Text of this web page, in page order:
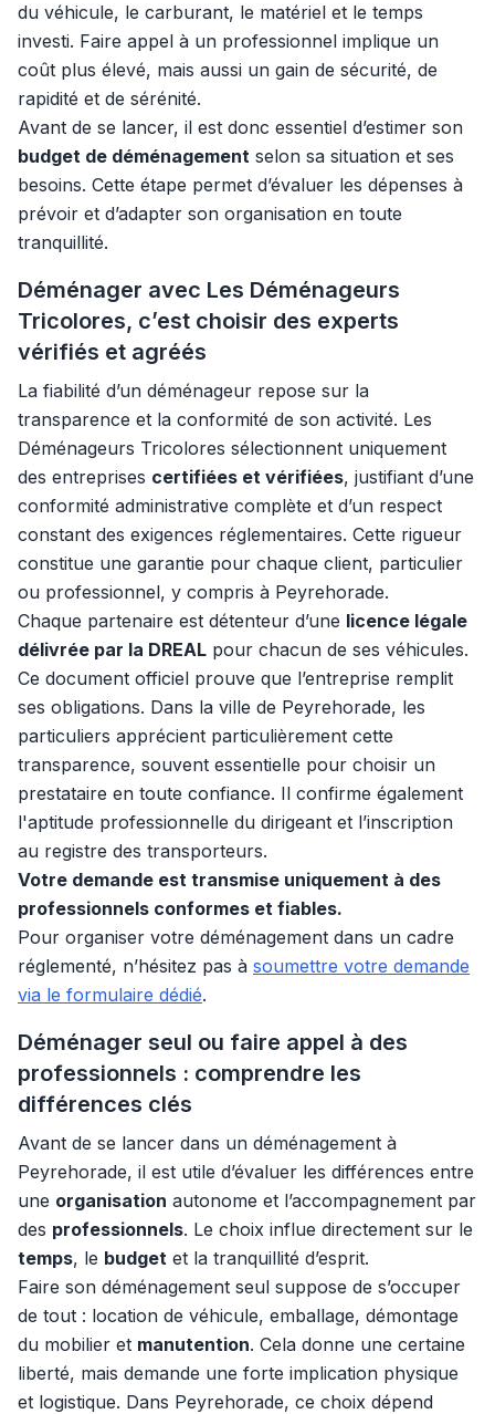
du véhicule, le carburant, le matériel et le temps
investi. Faire appel à un professionnel implique un
coût plus élevé, mais aussi un gain de sécurité, de
rapidité et de sérénité.
Avant de se lancer, il est donc essentiel d’estimer son
budget de déménagement selon sa situation et ses
besoins. Cette étape permet d’évaluer les dépenses à
prévoir et d’adapter son organisation en toute
tranquillité.
Déménager avec Les Déménageurs
Tricolores, c’est choisir des experts
vérifiés et agréés
La fiabilité d’un déménageur repose sur la
transparence et la conformité de son activité. Les
Déménageurs Tricolores sélectionnent uniquement
des entreprises certifiées et vérifiées, justifiant d’une
conformité administrative complète et d’un respect
constant des exigences réglementaires. Cette rigueur
constitue une garantie pour chaque client, particulier
ou professionnel, y compris à Peyrehorade.
Chaque partenaire est détenteur d’une licence légale
délivrée par la DREAL pour chacun de ses véhicules.
Ce document officiel prouve que l’entreprise remplit
ses obligations. Dans la ville de Peyrehorade, les
particuliers apprécient particulièrement cette
transparence, souvent essentielle pour choisir un
prestataire en toute confiance. Il confirme également
l'aptitude professionnelle du dirigeant et l’inscription
au registre des transporteurs.
Votre demande est transmise uniquement à des
professionnels conformes et fiables.
Pour organiser votre déménagement dans un cadre
réglementé, n’hésitez pas à soumettre votre demande
via le formulaire dédié.
Déménager seul ou faire appel à des
professionnels : comprendre les
différences clés
Avant de se lancer dans un déménagement à
Peyrehorade, il est utile d’évaluer les différences entre
une organisation autonome et l’accompagnement par
des professionnels. Le choix influe directement sur le
temps, le budget et la tranquillité d’esprit.
Faire son déménagement seul suppose de s’occuper
de tout : location de véhicule, emballage, démontage
du mobilier et manutention. Cela donne une certaine
liberté, mais demande une forte implication physique
et logistique. Dans Peyrehorade, ce choix dépend